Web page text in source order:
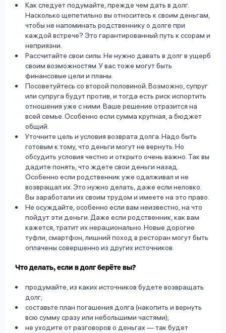
Как следует подумайте, прежде чем дать в долг.
Насколько щепетильно вы относитесь к своим деньгам,
чтобы не напоминать родственнику о долге при
каждой встрече? Это гарантированный путь к ссорам и
неприязни.
Рассчитайте свои силы. Не нужно давать в долг в ущерб
своим возможностям. У вас тоже могут быть
финансовые цели и планы.
Посоветуйтесь со второй половиной. Возможно, супруг
или супруга будут против, и тогда есть риск испортить
отношения уже с ними. Ваше решение отразится на
всей семье. Особенно если сумма крупная, а бюджет
общий.
Уточните цель и условия возврата долга. Надо быть
готовым к тому, что деньги могут не вернуть. Но
обсудить условия честно и открыто очень важно. Так вы
дадите понять, что ждете свои деньги назад.
Особенно если родственник уже одалживал и не
возвращал их. Это нужно делать, даже если неловко.
Вы заработали их своим трудом и имеете на это право.
Не осуждайте, особенно если вам неизвестно, на что
пойдут эти деньги. Даже если родственник, как вам
кажется, тратит их нерационально. Новые дорогие
туфли, смартфон, лишний поход в ресторан могут быть
оплачены совершенно из других источников.
Что делать, если в долг берёте вы?
продумайте, из каких источников будете возвращать
долг;
составьте план погашения долга (накопить и вернуть
всю сумму сразу или небольшими частями);
не уходите от разговоров о деньгах — так будет